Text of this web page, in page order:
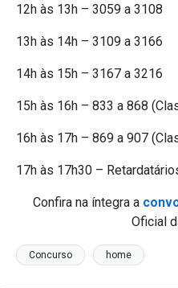
12h às 13h – 3059 a 3108
13h às 14h – 3109 a 3166
14h às 15h – 3167 a 3216
15h às 16h – 833 a 868
16h às 17h – 869 a 907
17h às 17h30 –
Confira na íntegra a
Oficial
Concurso home